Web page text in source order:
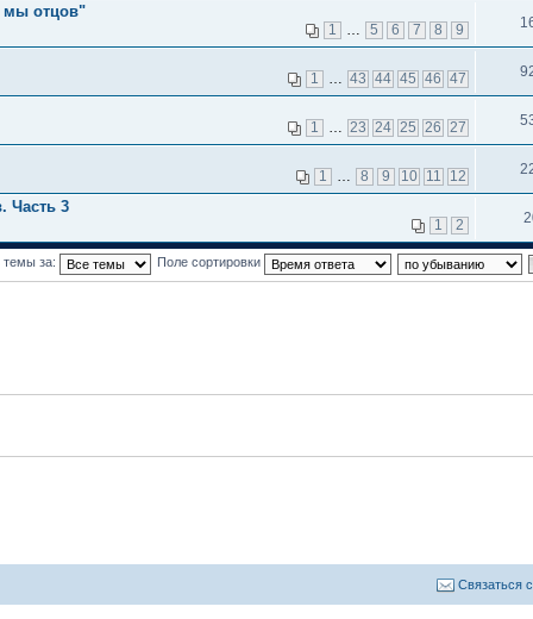
мы отцов"
1 5 6 7 8 9
1 43 44 45 46 47
1 23 24 25 26 27
1 8 9 10 11 12
Часть 3
1 2
темы за: Поле сортировки
Связаться